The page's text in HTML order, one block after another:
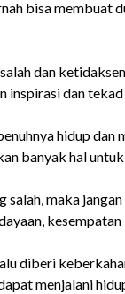
bisa membuat
dan
inspirasi dan
hidup
banyak hal
salah, maka
diberi
menjalani